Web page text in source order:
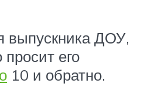
выпускника ДОУ,
его
10 и обратно.